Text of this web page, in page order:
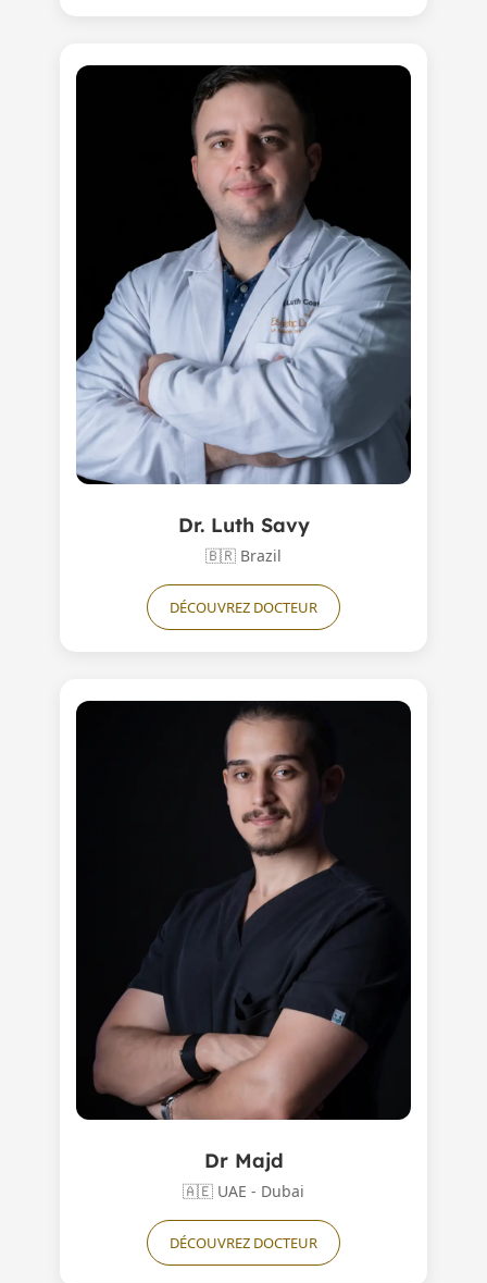
Dr. Luth Savy
🇧🇷 Brazil
DÉCOUVREZ DOCTEUR
Dr Majd
🇦🇪 UAE - Dubai
DÉCOUVREZ DOCTEUR